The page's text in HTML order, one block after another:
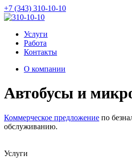
+7 (343) 310-10-10
Услуги
Работа
Контакты
О компании
Автобусы и
Коммерческое предложение по
обслуживанию.
Услуги